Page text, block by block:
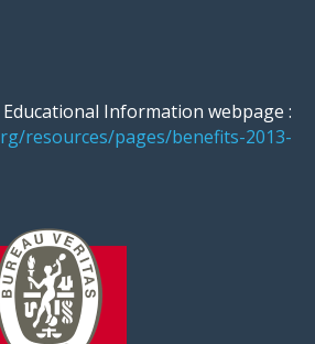
Information webpage :
resources/pages/benefits-2013-